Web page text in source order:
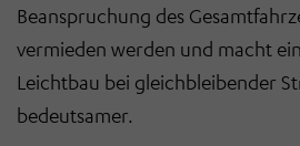
Beanspruchung des
vermieden werden und macht
Leichtbau bei gleichbleibender
bedeutsamer.